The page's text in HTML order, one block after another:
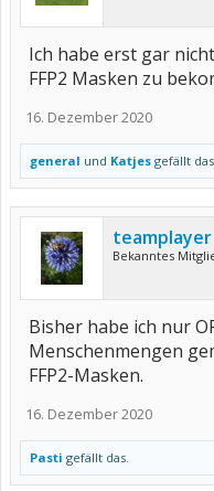
Ich habe erst gar
FFP2 Masken zu
16. Dezember 2020
general und Katjes gefällt
teamplayer
Bekanntes
Bisher habe ich nur
Menschenmengen
FFP2-Masken.
16. Dezember 2020
Pasti gefällt das.